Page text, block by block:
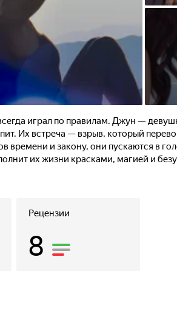
играл по правилам. Джун —
Их встреча — взрыв, который
времени и закону, они пускаются в
их жизни красками, магией и
Рецензии
8